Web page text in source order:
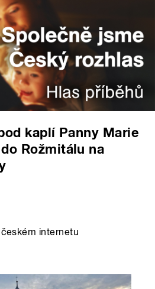
kaplí Panny Marie
Rožmitálu na
internetu